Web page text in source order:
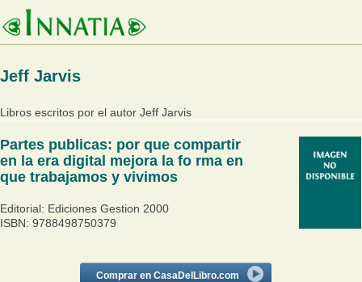
Jeff Jarvis
Libros escritos por el autor Jeff Jarvis
Partes publicas: por que compartir
en la era digital mejora la fo rma en
que trabajamos y vivimos
Editorial: Ediciones Gestion 2000
ISBN: 9788498750379
Comprar en CasaDelLibro.com